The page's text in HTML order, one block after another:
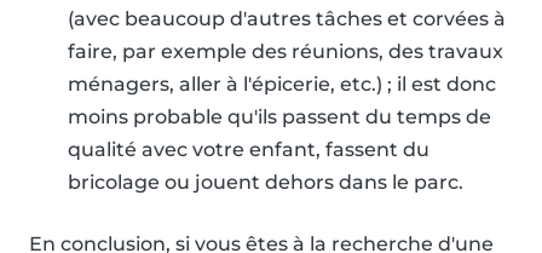
(avec beaucoup d'autres tâches et corvées à
faire, par exemple des réunions, des travaux
ménagers, aller à l'épicerie, etc.) ; il est donc
moins probable qu'ils passent du temps de
qualité avec votre enfant, fassent du
bricolage ou jouent dehors dans le parc.
En conclusion, si vous êtes à la recherche d'une